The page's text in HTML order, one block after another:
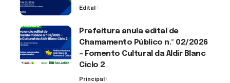
Edital
Prefeitura anula edital de
Chamamento Público n.º 02/2026
– Fomento Cultural da Aldir Blanc
Ciclo 2
Principal